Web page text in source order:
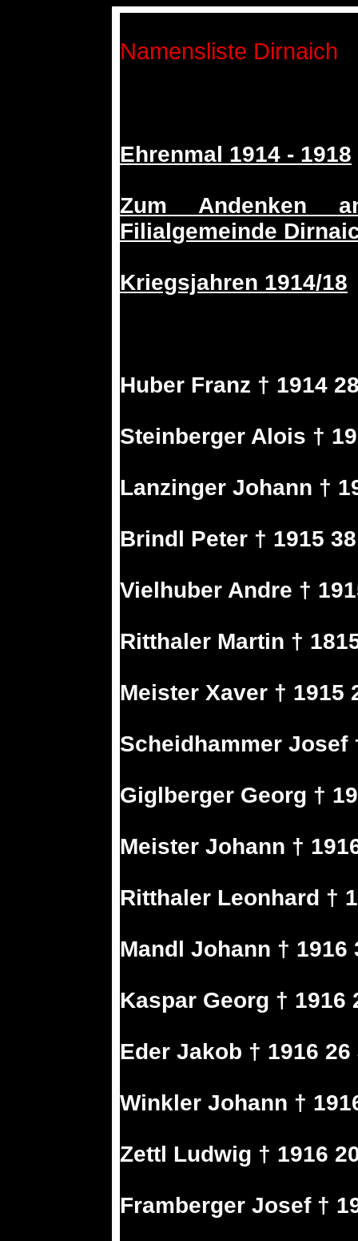
Namensliste Dirnaich
Ehrenmal 1914 - 1918
Zum Andenken
Filialgemeinde
Kriegsjahren 1914/18
Huber Franz † 1914
Steinberger Alois †
Lanzinger Johann †
Brindl Peter † 1915
Vielhuber Andre †
Ritthaler Martin †
Meister Xaver † 1915
Scheidhammer Josef
Giglberger Georg †
Meister Johann †
Ritthaler Leonhard †
Mandl Johann † 1916
Kaspar Georg † 1916
Eder Jakob † 1916
Winkler Johann †
Zettl Ludwig † 1916
Framberger Josef †